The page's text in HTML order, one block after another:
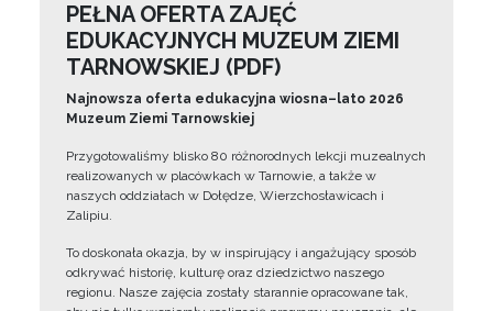
PEŁNA OFERTA ZAJĘĆ
EDUKACYJNYCH MUZEUM ZIEMI
TARNOWSKIEJ (PDF)
Najnowsza oferta edukacyjna wiosna–lato 2026
Muzeum Ziemi Tarnowskiej
Przygotowaliśmy blisko 80 różnorodnych lekcji muzealnych
realizowanych w placówkach w Tarnowie, a także w
naszych oddziałach w Dołędze, Wierzchosławicach i
Zalipiu.
To doskonała okazja, by w inspirujący i angażujący sposób
odkrywać historię, kulturę oraz dziedzictwo naszego
regionu. Nasze zajęcia zostały starannie opracowane tak,